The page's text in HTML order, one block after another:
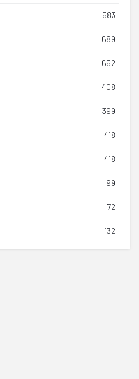
583
689
652
408
399
418
418
99
72
132